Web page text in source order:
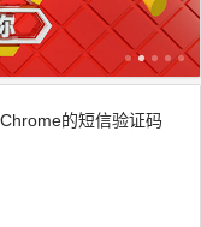
的短信验证码